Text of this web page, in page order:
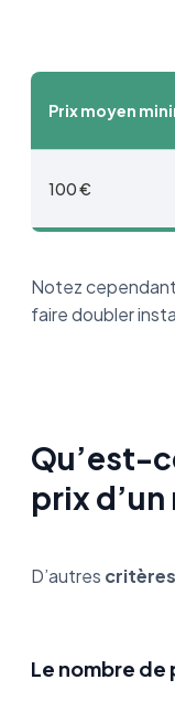
Prix moyen
100 €
Notez
faire doubler
Qu’est-
prix
D’autres critères
Le nombre de